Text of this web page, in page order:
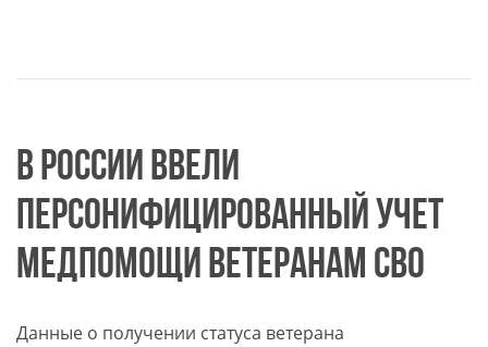
В РОССИИ ВВЕЛИ
ПЕРСОНИФИЦИРОВАННЫЙ УЧЕТ
МЕДПОМОЩИ ВЕТЕРАНАМ СВО
Данные о получении статуса ветерана